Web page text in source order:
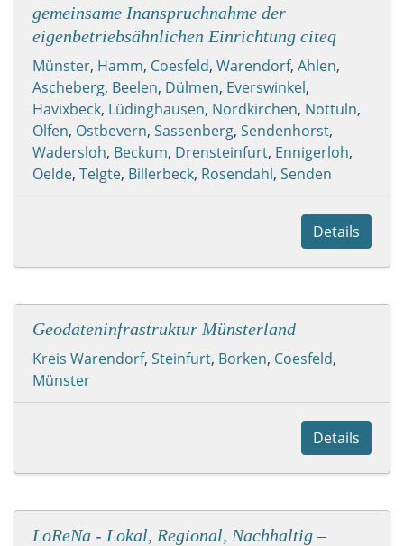
gemeinsame Inanspruchnahme der
eigenbetriebsähnlichen Einrichtung citeq
Münster, Hamm, Coesfeld, Warendorf, Ahlen,
Ascheberg, Beelen, Dülmen, Everswinkel,
Havixbeck, Lüdinghausen, Nordkirchen, Nottuln,
Olfen, Ostbevern, Sassenberg, Sendenhorst,
Wadersloh, Beckum, Drensteinfurt, Ennigerloh,
Oelde, Telgte, Billerbeck, Rosendahl, Senden
Details
Geodateninfrastruktur Münsterland
Kreis Warendorf, Steinfurt, Borken, Coesfeld,
Münster
Details
LoReNa - Lokal, Regional, Nachhaltig –